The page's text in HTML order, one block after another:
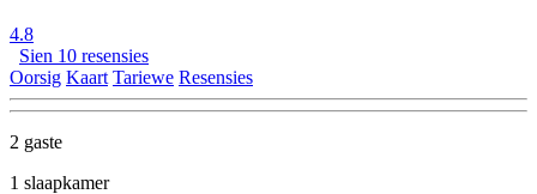
4.8
Sien 10 resensies
Oorsig Kaart Tariewe Resensies
2 gaste
1 slaapkamer